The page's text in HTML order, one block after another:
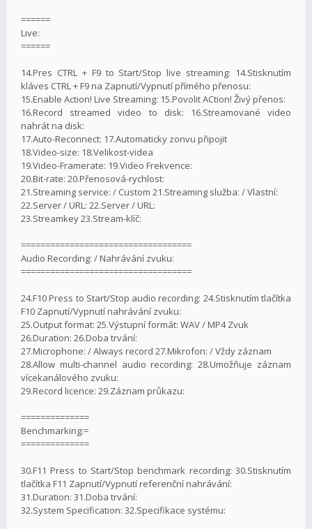
======
Live:
======
14.Pres CTRL + F9 to Start/Stop live streaming: 14.Stisknutím
kláves CTRL + F9 na Zapnutí/Vypnutí přímého přenosu:
15.Enable Action! Live Streaming: 15.Povolit ACtion! Živý přenos:
16.Record streamed video to disk: 16.Streamované video
nahrát na disk:
17.Auto-Reconnect: 17.Automaticky zonvu připojit
18.Video-size: 18.Velikost-videa
19.Video-Framerate: 19.Video Frekvence:
20.Bit-rate: 20.Přenosová-rychlost:
21.Streaming service: / Custom 21.Streaming služba: / Vlastní:
22.Server / URL: 22.Server / URL:
23.Streamkey 23.Stream-klíč:
===================================
Audio Recording: / Nahrávání zvuku:
===================================
24.F10 Press to Start/Stop audio recording: 24.Stisknutím tlačítka
F10 Zapnutí/Vypnutí nahrávání zvuku:
25.Output format: 25.Výstupní formát: WAV / MP4 Zvuk
26.Duration: 26.Doba trvání:
27.Microphone: / Always record 27.Mikrofon: / Vždy záznam
28.Allow multi-channel audio recording: 28.Umožňuje záznam
vícekanálového zvuku:
29.Record licence: 29.Záznam průkazu:
==============
Benchmarking:=
==============
30.F11 Press to Start/Stop benchmark recording: 30.Stisknutím
tlačítka F11 Zapnutí/Vypnutí referenční nahrávání:
31.Duration: 31.Doba trvání:
32.System Specification: 32.Specifikace systému: